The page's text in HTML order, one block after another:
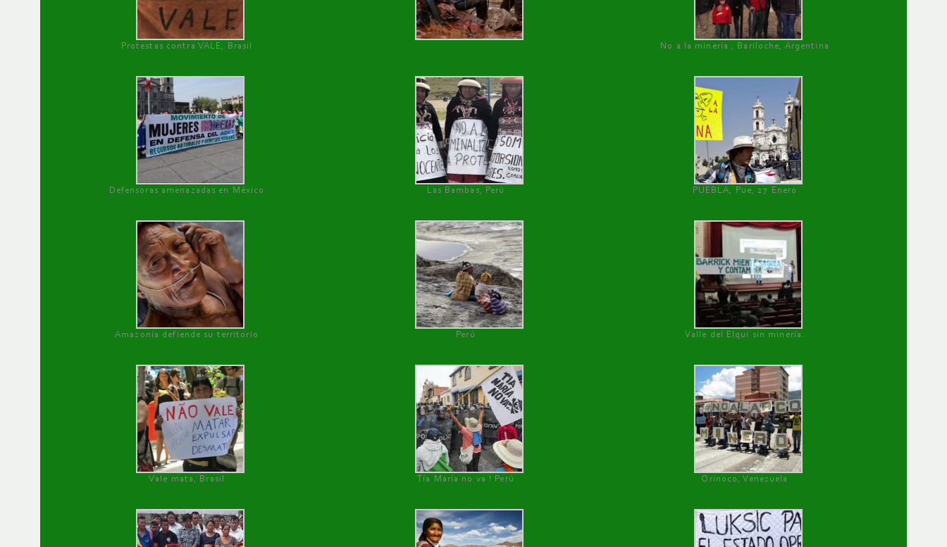
Protestas contra VALE, Brasil No a la minería , Bariloche, Argentina
Defensoras amenazadas en México Las Bambas, Perú PUEBLA, Pue, 27 Enero
Amazonía defiende su territorio Perú Valle del Elqui sin minería.
Vale mata, Brasil Tía María no va ! Perú Orinoco, Venezuela